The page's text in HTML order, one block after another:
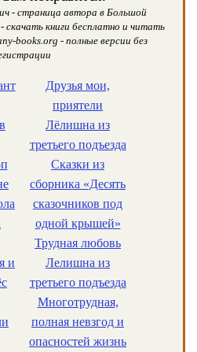
- страница автора в Большой
скачать книги бесплатно и читать
books.org - полные версии без
и
Друзья мои,
приятели
Лёлишна из
третьего подъезда
Сказки из
сборника «Десять
сказочников под
одной крышей»
Трудная любовь
Лелишна из
третьего подъезда
Многотрудная,
полная невзгод и
опасностей жизнь